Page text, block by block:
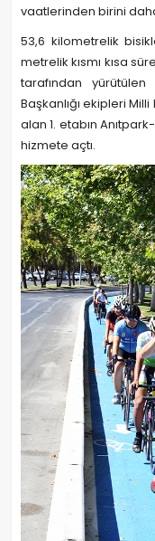
vaatlerinden birini
53,6 kilometrelik
metrelik kısmı kısa
tarafından
Başkanlığı ekipleri
alan 1. etabın
hizmete açtı.